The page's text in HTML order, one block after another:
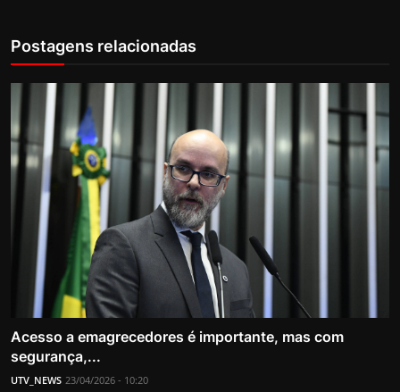
Postagens relacionadas
Acesso a emagrecedores é importante, mas com
segurança,...
UTV_NEWS 23/04/2026 - 10:20